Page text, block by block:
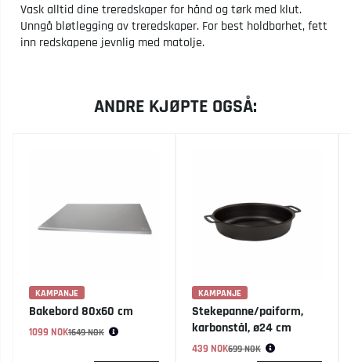
Vask alltid dine treredskaper for hånd og tørk med klut.
Unngå bløtlegging av treredskaper. For best holdbarhet, fett
inn redskapene jevnlig med matolje.
ANDRE KJØPTE OGSÅ:
KAMPANJE
Bakebord 80x60 cm
1099 NOK
Vanlig pris:1649 NOK
KAMPANJE
Stekepanne/paiform,
karbonstål, ø24 cm
439 NOK
Vanlig pris:699 NOK